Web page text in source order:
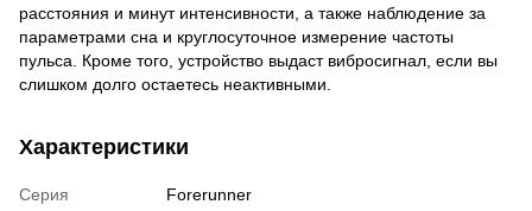
расстояния и минут интенсивности, а также наблюдение за
параметрами сна и круглосуточное измерение частоты
пульса. Кроме того, устройство выдаст вибросигнал, если вы
слишком долго остаетесь неактивными.
Характеристики
Серия
Forerunner